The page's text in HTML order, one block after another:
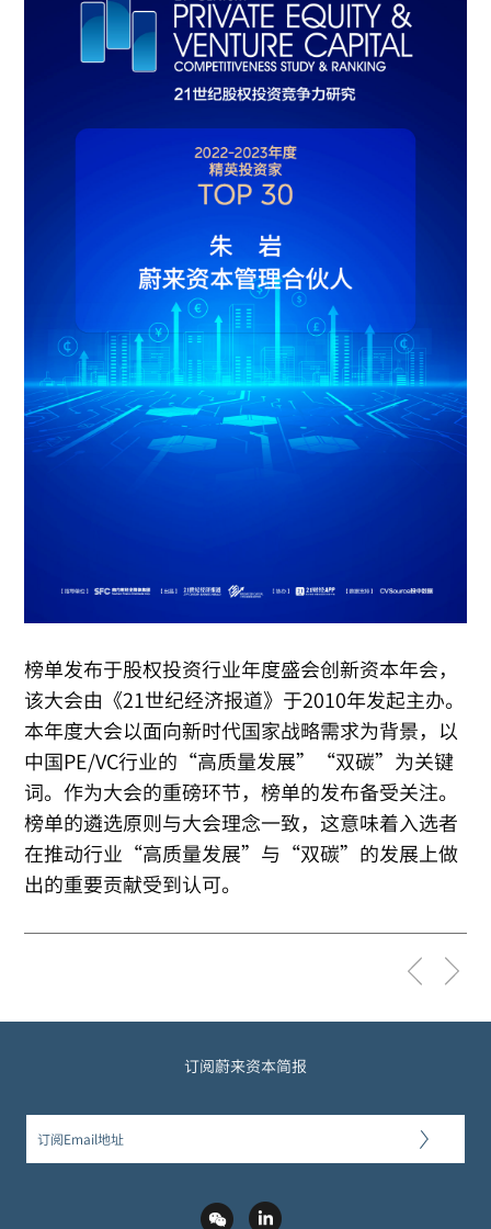
榜单发布于股权投资行业年度盛会创新资本年会，
该大会由《21世纪经济报道》于2010年发起主办。
本年度大会以面向新时代国家战略需求为背景，以
中国PE/VC行业的“高质量发展”“双碳”为关键
词。作为大会的重磅环节，榜单的发布备受关注。
榜单的遴选原则与大会理念一致，这意味着入选者
在推动行业“高质量发展”与“双碳”的发展上做
出的重要贡献受到认可。
订阅蔚来资本简报